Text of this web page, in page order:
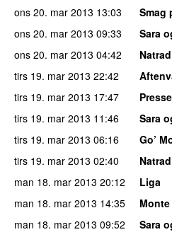
ons 20. mar 2013 13:03
Smag
ons 20. mar 2013 09:33
Sara
ons 20. mar 2013 04:42
tirs 19. mar 2013 22:42
tirs 19. mar 2013 17:47
tirs 19. mar 2013 11:46
Sara
tirs 19. mar 2013 06:16
Go’
tirs 19. mar 2013 02:40
man 18. mar 2013 20:12
Liga
man 18. mar 2013 14:35
man 18. mar 2013 09:52
Sara